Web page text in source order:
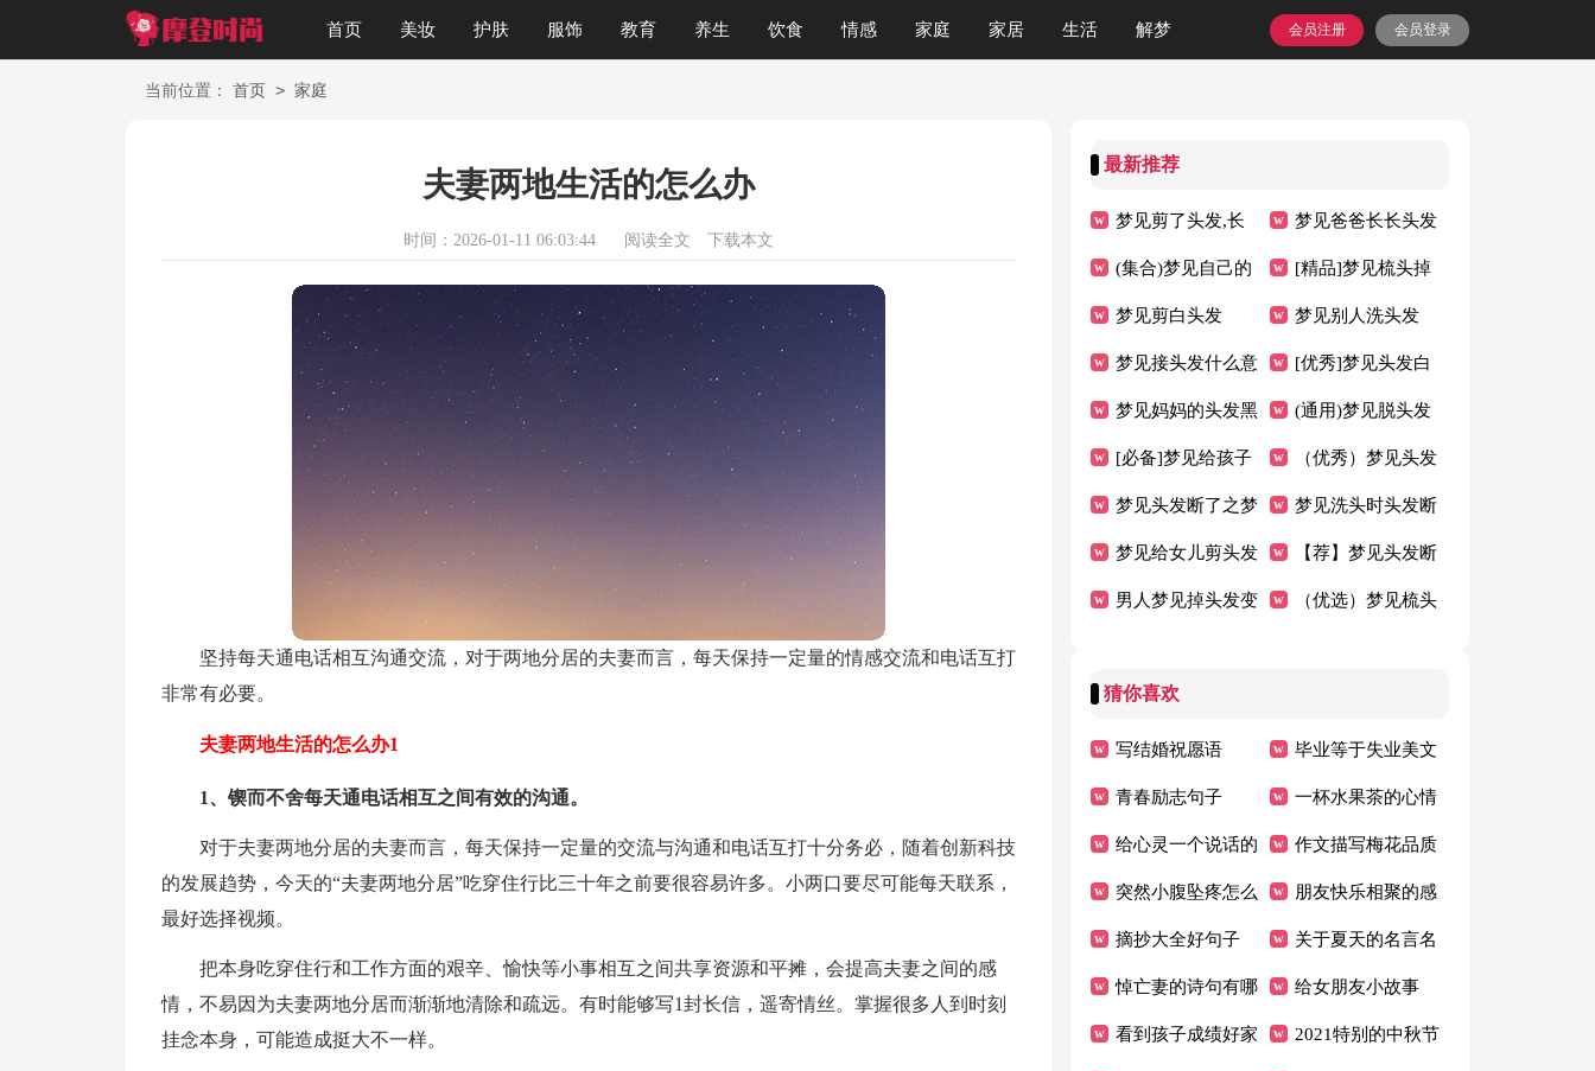
首页 美妆 护肤 服饰 教育 养生 饮食 情感 家庭 家居 生活 解梦 会员登录
会员注册
当前位置： 首页 > 家庭
夫妻两地生活的怎么办
时间：2026-01-11 06:03:44 阅读全文 下载本文
坚持每天通电话相互沟通交流，对于两地分居的夫妻而言，每天保持一定量的情感交流和电话互打
非常有必要。
夫妻两地生活的怎么办1
1、锲而不舍每天通电话相互之间有效的沟通。
对于夫妻两地分居的夫妻而言，每天保持一定量的交流与沟通和电话互打十分务必，随着创新科技
的发展趋势，今天的“夫妻两地分居”吃穿住行比三十年之前要很容易许多。小两口要尽可能每天联系，
最好选择视频。
把本身吃穿住行和工作方面的艰辛、愉快等小事相互之间共享资源和平摊，会提高夫妻之间的感
情，不易因为夫妻两地分居而渐渐地清除和疏远。有时能够写1封长信，遥寄情丝。掌握很多人到时刻
挂念本身，可能造成挺大不一样。
最新推荐
梦见剪了头发,长
发变短发
梦见爸爸长长头发
(集合)梦见自己的
头发变长
[精品]梦见梳头掉
头发
梦见剪白头发
（荐）
梦见别人洗头发
【集合】
梦见接头发什么意
思
[优秀]梦见头发白
了
梦见妈妈的头发黑
了
(通用)梦见脱头发
[必备]梦见给孩子
剪头发
（优秀）梦见头发
有白色的
梦见头发断了之梦
到头发断了
梦见洗头时头发断
了好吗
梦见给女儿剪头发 【荐】梦见头发断
了
男人梦见掉头发变 （优选）梦见梳头
猜你喜欢
写结婚祝愿语 毕业等于失业美文
青春励志句子 一杯水果茶的心情
说说
给心灵一个说话的
机会美文
作文描写梅花品质
突然小腹坠疼怎么
回事
朋友快乐相聚的感
言
摘抄大全好句子 关于夏天的名言名
句
悼亡妻的诗句有哪
些
给女朋友小故事
100字左右
看到孩子成绩好家 2021特别的中秋节